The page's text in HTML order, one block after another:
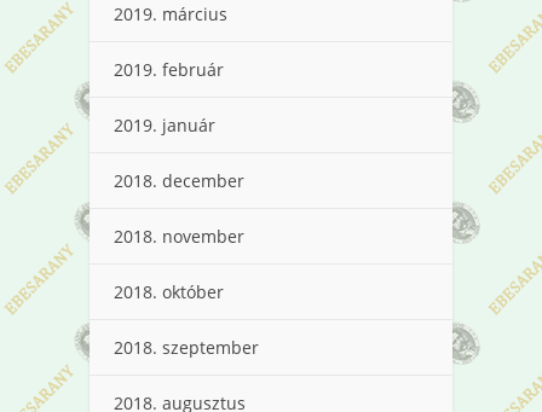
2019. március
2019. február
2019. január
2018. december
2018. november
2018. október
2018. szeptember
2018. augusztus